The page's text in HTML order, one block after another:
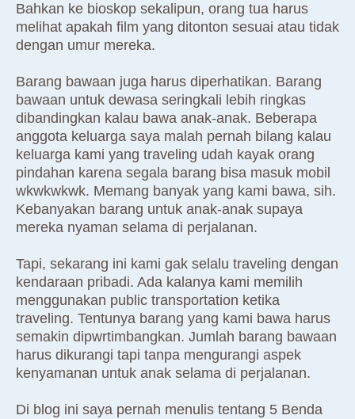
Bahkan ke bioskop sekalipun, orang tua harus
melihat apakah film yang ditonton sesuai atau tidak
dengan umur mereka.
Barang bawaan juga harus diperhatikan. Barang
bawaan untuk dewasa seringkali lebih ringkas
dibandingkan kalau bawa anak-anak. Beberapa
anggota keluarga saya malah pernah bilang kalau
keluarga kami yang traveling udah kayak orang
pindahan karena segala barang bisa masuk mobil
wkwkwkwk. Memang banyak yang kami bawa, sih.
Kebanyakan barang untuk anak-anak supaya
mereka nyaman selama di perjalanan.
Tapi, sekarang ini kami gak selalu traveling dengan
kendaraan pribadi. Ada kalanya kami memilih
menggunakan public transportation ketika
traveling. Tentunya barang yang kami bawa harus
semakin dipwrtimbangkan. Jumlah barang bawaan
harus dikurangi tapi tanpa mengurangi aspek
kenyamanan untuk anak selama di perjalanan.
Di blog ini saya pernah menulis tentang 5 Benda